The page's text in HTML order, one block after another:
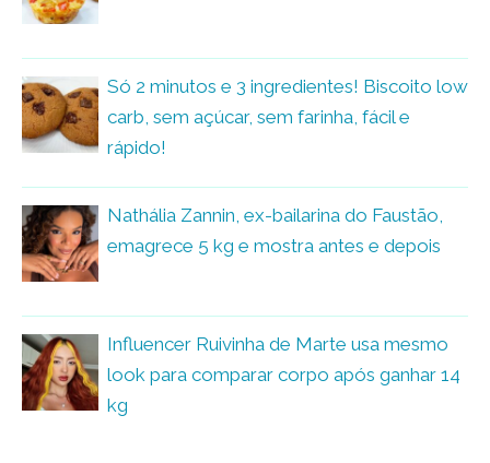
Só 2 minutos e 3 ingredientes! Biscoito low
carb, sem açúcar, sem farinha, fácil e
rápido!
Nathália Zannin, ex-bailarina do Faustão,
emagrece 5 kg e mostra antes e depois
Influencer Ruivinha de Marte usa mesmo
look para comparar corpo após ganhar 14
kg